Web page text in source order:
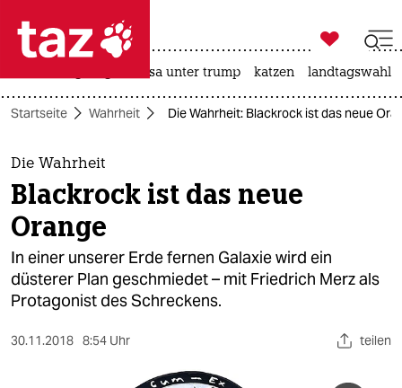
 taz zahl ich
taz zahl ich
themen
politik
öko
gesellschaft

taz zahl ich
usa unter trump katzen landtagswahl
Startseite Wahrheit Die Wahrheit: Blackrock ist das neue
Die Wahrheit
Blackrock ist das neue
Orange
In einer unserer Erde fernen Galaxie wird ein
düsterer Plan geschmiedet – mit Friedrich Merz als
Protagonist des Schreckens.
30.11.2018 8:54 Uhr teilen